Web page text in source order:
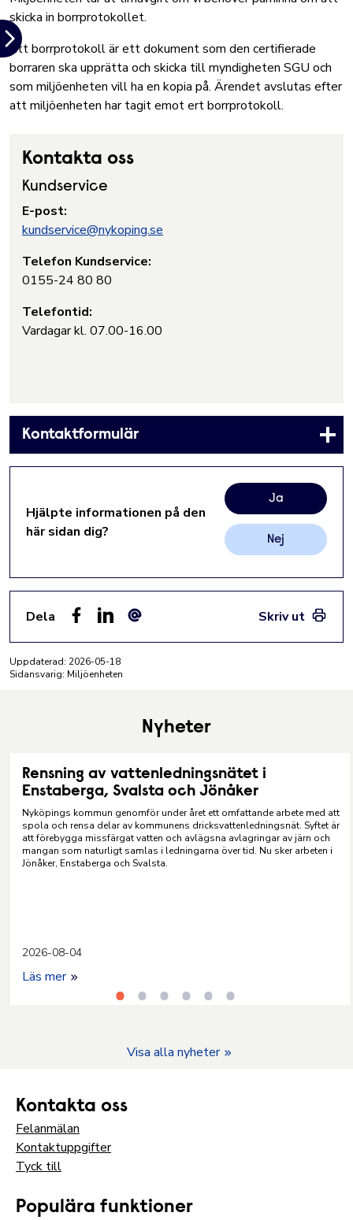
skicka in borrprotokollet.
Ett borrprotokoll är ett dokument som den certifierade
borraren ska upprätta och skicka till myndigheten SGU och
som miljöenheten vill ha en kopia på. Ärendet avslutas efter
att miljöenheten har tagit emot ert borrprotokoll.
Kontakta oss
Kundservice
E-post:
kundservice@nykoping.se
Telefon Kundservice:
0155-24 80 80
Telefontid:
Vardagar kl. 07.00-16.00
Kontaktformulär
Hjälpte informationen på den
här sidan dig?
Ja
Nej
Dela
Skriv ut
Uppdaterad: 2026-05-18
Sidansvarig: Miljöenheten
Nyheter
Rensning av vattenledningsnätet i
Enstaberga, Svalsta och Jönåker
Nyköpings kommun genomför under året ett omfattande arbete med att
spola och rensa delar av kommunens dricksvattenledningsnät. Syftet är
att förebygga missfärgat vatten och avlägsna avlagringar av järn och
mangan som naturligt samlas i ledningarna över tid. Nu sker arbeten i
Jönåker, Enstaberga och Svalsta.
2026-08-04
Läs mer
Visa alla nyheter
Kontakta oss
Felanmälan
Kontaktuppgifter
Tyck till
Populära funktioner